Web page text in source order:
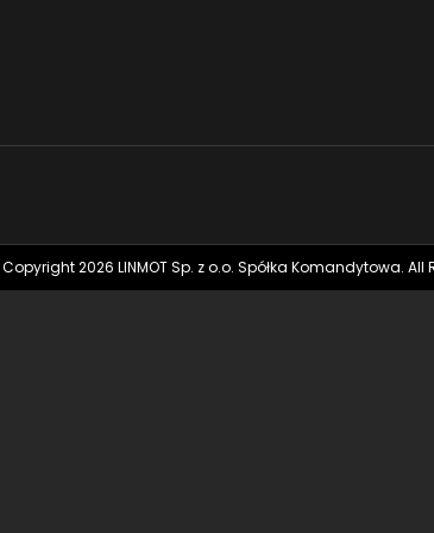
2026 LINMOT Sp. z o.o. Spółka Komandytowa. All